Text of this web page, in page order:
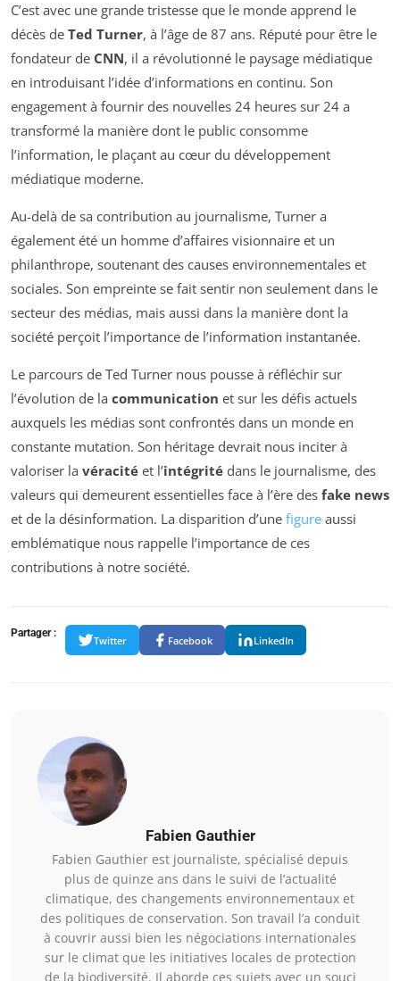
C’est avec une grande tristesse que le monde apprend le
décès de Ted Turner, à l’âge de 87 ans. Réputé pour être le
fondateur de CNN, il a révolutionné le paysage médiatique
en introduisant l’idée d’informations en continu. Son
engagement à fournir des nouvelles 24 heures sur 24 a
transformé la manière dont le public consomme
l’information, le plaçant au cœur du développement
médiatique moderne.
Au-delà de sa contribution au journalisme, Turner a
également été un homme d’affaires visionnaire et un
philanthrope, soutenant des causes environnementales et
sociales. Son empreinte se fait sentir non seulement dans le
secteur des médias, mais aussi dans la manière dont la
société perçoit l’importance de l’information instantanée.
Le parcours de Ted Turner nous pousse à réfléchir sur
l’évolution de la communication et sur les défis actuels
auxquels les médias sont confrontés dans un monde en
constante mutation. Son héritage devrait nous inciter à
valoriser la véracité et l’intégrité dans le journalisme, des
valeurs qui demeurent essentielles face à l’ère des fake news
et de la désinformation. La disparition d’une figure aussi
emblématique nous rappelle l’importance de ces
contributions à notre société.
Partager :
Twitter Facebook LinkedIn
Fabien Gauthier
Fabien Gauthier est journaliste, spécialisé depuis
plus de quinze ans dans le suivi de l’actualité
climatique, des changements environnementaux et
des politiques de conservation. Son travail l’a conduit
à couvrir aussi bien les négociations internationales
sur le climat que les initiatives locales de protection
de la biodiversité. Il aborde ces sujets avec un souci